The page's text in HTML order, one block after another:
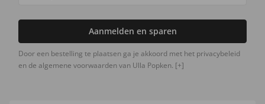
Aanmelden en sparen
Door een bestelling te plaatsen ga je akkoord met het privacybeleid
en de algemene voorwaarden van Ulla Popken. [+]